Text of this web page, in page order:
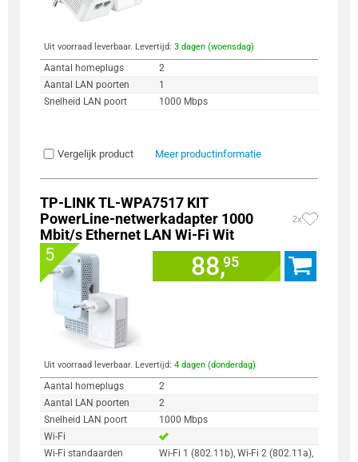
Uit voorraad leverbaar. Levertijd: 3 dagen (woensdag)
Aantal homeplugs
2
Aantal LAN poorten
1
Snelheid LAN poort
1000 Mbps
Vergelijk product Meer productinformatie
TP-LINK TL-WPA7517 KIT
PowerLine-netwerkadapter 1000
Mbit/s Ethernet LAN Wi-Fi Wit
2x
5 88,95
Uit voorraad leverbaar. Levertijd: 4 dagen (donderdag)
Aantal homeplugs
2
Aantal LAN poorten
2
Snelheid LAN poort
1000 Mbps
Wi-Fi
Wi-Fi standaarden
Wi-Fi 1 (802.11b), Wi-Fi 2 (802.11a),